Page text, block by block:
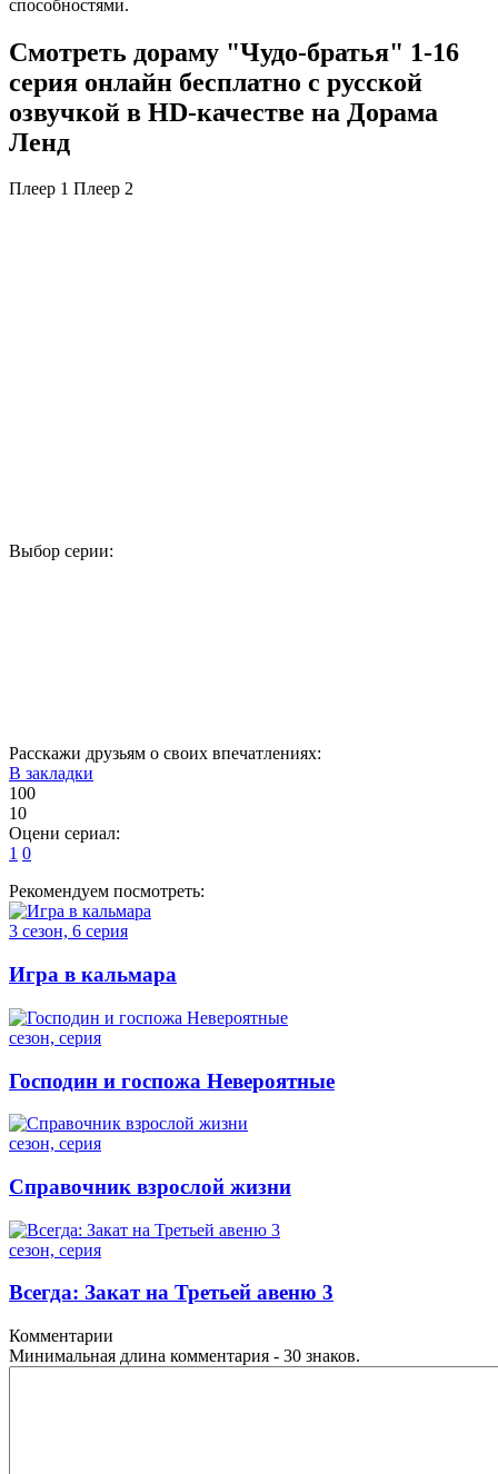
способностями.
Смотреть дораму "Чудо-братья" 1-16
серия онлайн бесплатно с русской
озвучкой в HD-качестве на Дорама
Ленд
Плеер 1 Плеер 2
Выбор серии:
Расскажи друзьям о своих впечатлениях:
В закладки
100
10
Оцени сериал:
1 0
Рекомендуем посмотреть:
3 сезон, 6 серия
Игра в кальмара
сезон, серия
Господин и госпожа Невероятные
сезон, серия
Справочник взрослой жизни
сезон, серия
Всегда: Закат на Третьей авеню 3
Комментарии
Минимальная длина комментария - 30 знаков.